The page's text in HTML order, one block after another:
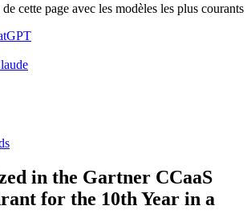
cette page avec les modèles les plus courants
in the Gartner CCaaS
for the 10th Year in a